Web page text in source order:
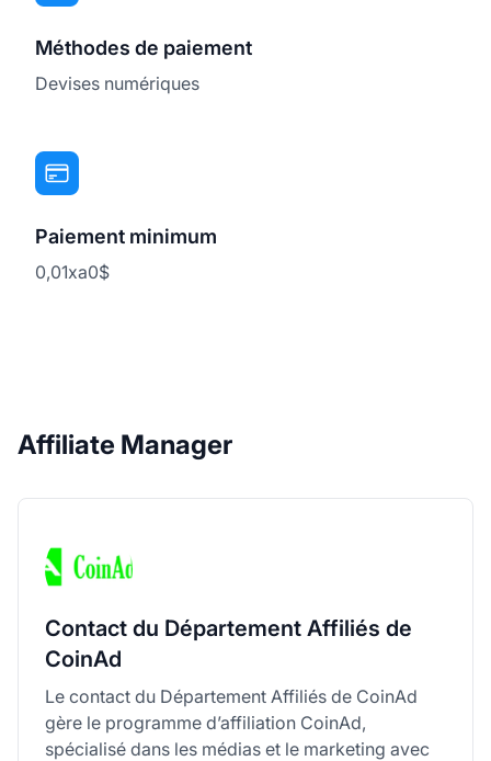
Méthodes de paiement
Devises numériques
Paiement minimum
0,01xa0$
Affiliate Manager
Contact du Département Affiliés de
CoinAd
Le contact du Département Affiliés de CoinAd
gère le programme d’affiliation CoinAd,
spécialisé dans les médias et le marketing avec